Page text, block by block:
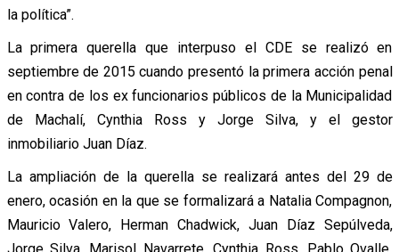
la política”.
La primera querella que interpuso el CDE se realizó en
septiembre de 2015 cuando presentó la primera acción penal
en contra de los ex funcionarios públicos de la Municipalidad
de Machalí, Cynthia Ross y Jorge Silva, y el gestor
inmobiliario Juan Díaz.
La ampliación de la querella se realizará antes del 29 de
enero, ocasión en la que se formalizará a Natalia Compagnon,
Mauricio Valero, Herman Chadwick, Juan Díaz Sepúlveda,
Jorge Silva, Marisol Navarrete, Cynthia Ross, Pablo Ovalle,